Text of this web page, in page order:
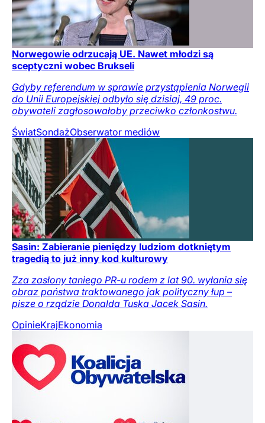
Norwegowie odrzucają UE. Nawet młodzi są
sceptyczni wobec Brukseli
Gdyby referendum w sprawie przystąpienia Norwegii
do Unii Europejskiej odbyło się dzisiaj, 49 proc.
obywateli zagłosowałoby przeciwko członkostwu.
ŚwiatSondażObserwator mediów
Sasin: Zabieranie pieniędzy ludziom dotkniętym
tragedią to już inny kod kulturowy
Zza zasłony taniego PR-u rodem z lat 90. wyłania się
obraz państwa traktowanego jak polityczny łup –
pisze o rządzie Donalda Tuska Jacek Sasin.
OpinieKrajEkonomia